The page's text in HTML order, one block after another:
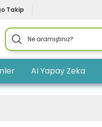
Takip
AI Yapay Zeka